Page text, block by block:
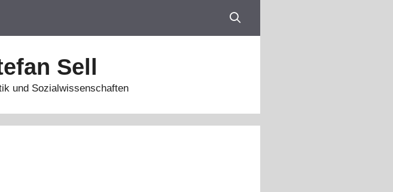
Sell
und Sozialwissenschaften